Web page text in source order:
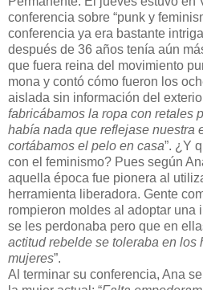
conferencia sobre “punk y
conferencia ya era bastante
después de 36 años tenía aún
que fuera reina del movimiento
mona y contó cómo fueron los
aislada sin información del
fabricábamos la ropa con retales
había nada que reflejase nuestra
cortábamos el pelo en casa”. ¿Y
con el feminismo? Pues según
aquella época fue pionera al
herramienta liberadora. Gente
rompieron moldes al adoptar una
se les perdonaba pero que en
actitud rebelde se toleraba en los
mujeres”.
Al terminar su conferencia, Ana